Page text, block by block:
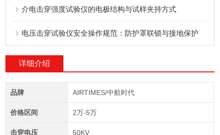
介电击穿强度试验仪的电极结构与试样夹持方式
电压击穿试验仪安全操作规范：防护罩联锁与接地保护
详细介绍
品牌 AIRTIMES/中航时代
价格区间 2万-5万
击穿电压 50KV